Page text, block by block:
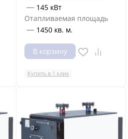
— 145 кВт
Отапливаемая площадь
— 1450 кв. м.
В корзину
Купить в 1 клик